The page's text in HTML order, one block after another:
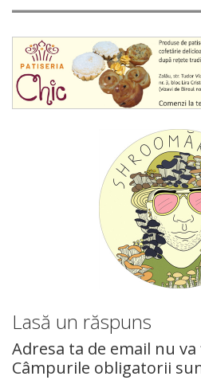
Lasă un răspuns
Adresa ta de email nu
Câmpurile obligatorii